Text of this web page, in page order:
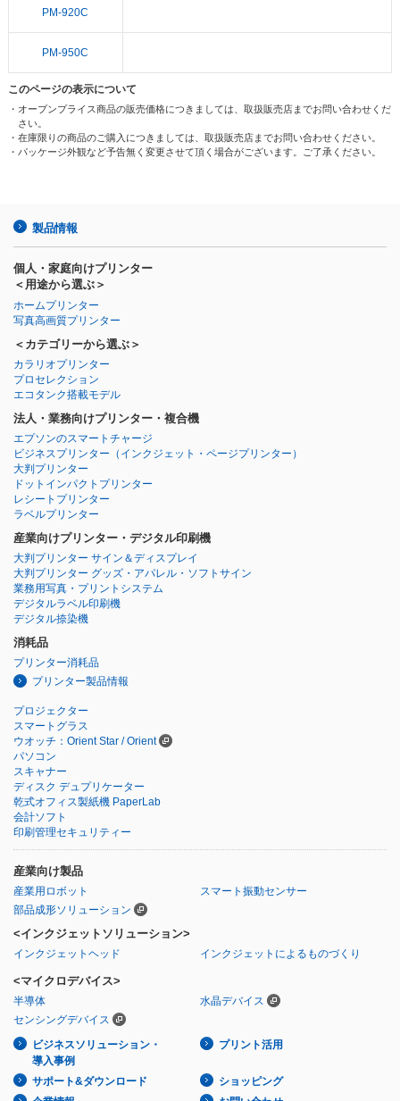
PM-920C
PM-950C
このページの表示について
・オープンプライス商品の販売価格につきましては、取扱販売店までお問い合わせくだ
さい。
・在庫限りの商品のご購入につきましては、取扱販売店までお問い合わせください。
・パッケージ外観など予告無く変更させて頂く場合がございます。ご了承ください。
製品情報
個人・家庭向けプリンター
＜用途から選ぶ＞
ホームプリンター
写真高画質プリンター
＜カテゴリーから選ぶ＞
カラリオプリンター
プロセレクション
エコタンク搭載モデル
法人・業務向けプリンター・複合機
エプソンのスマートチャージ
ビジネスプリンター （インクジェット・ページプリンター）
大判プリンター
ドットインパクトプリンター
レシートプリンター
ラベルプリンター
産業向けプリンター・デジタル印刷機
大判プリンター サイン＆ディスプレイ
大判プリンター グッズ・アパレル・ソフトサイン
業務用写真・プリントシステム
デジタルラベル印刷機
デジタル捺染機
消耗品
プリンター消耗品
プリンター製品情報
プロジェクター
スマートグラス
ウオッチ：Orient Star / Orient
パソコン
スキャナー
ディスク デュプリケーター
乾式オフィス製紙機 PaperLab
会計ソフト
印刷管理セキュリティー
産業向け製品
産業用ロボット
スマート振動センサー
部品成形ソリューション
<インクジェットソリューション>
インクジェットヘッド インクジェットによるものづくり
<マイクロデバイス>
半導体
水晶デバイス
センシングデバイス
ビジネスソリューション・
導入事例
プリント活用
サポート&ダウンロード
ショッピング